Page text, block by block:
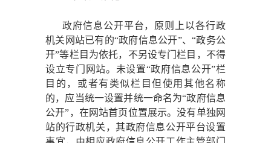
政府信息公开平台，原则上以各行政
机关网站已有的“政府信息公开”、“政务公
开”等栏目为依托，不另设专门栏目，不得
设立专门网站。未设置“政府信息公开”栏
目的，或者有类似栏目但使用其他名称
的，应当统一设置并统一命名为“政府信息
公开”，在网站首页位置展示。没有单独网
站的行政机关，其政府信息公开平台设置